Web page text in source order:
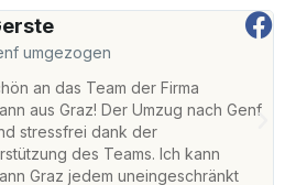
umgezogen
an das Team der Firma
aus Graz! Der Umzug nach Genf
stressfrei dank der
des Teams. Ich kann
Graz jedem uneingeschränkt